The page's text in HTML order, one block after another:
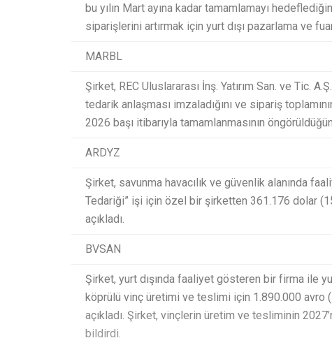
bu yılın Mart ayına kadar tamamlamayı
siparişlerini artırmak için yurt dışı pazarlama ve
MARBL
Şirket, REC Uluslararası İnş. Yatırım San. ve Tic.
tedarik anlaşması imzaladığını ve sipariş
2026 başı itibarıyla tamamlanmasının
ARDYZ
Şirket, savunma havacılık ve güvenlik alanında
Tedariği” işi için özel bir şirketten 361.176 dolar
açıkladı.
BVSAN
Şirket, yurt dışında faaliyet gösteren bir firma ile
köprülü vinç üretimi ve teslimi için 1.890.000 avro
açıkladı. Şirket, vinçlerin üretim ve tesliminin
bildirdi.